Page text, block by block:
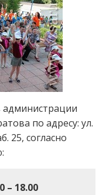
по адресу: ул.
25, согласно
– 18.00